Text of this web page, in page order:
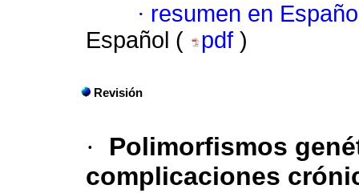
· resumen en
Español (
pdf )
Revisión
·
Polimorfismos
complicaciones